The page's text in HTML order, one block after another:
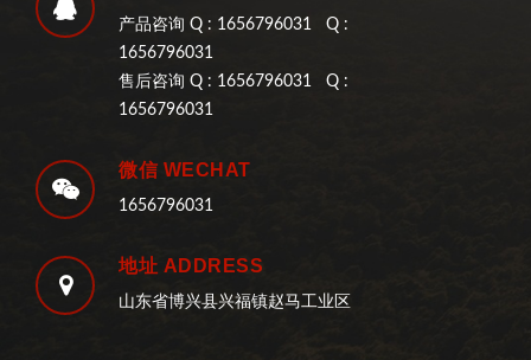
产品咨询 Q : 1656796031 Q :
1656796031
售后咨询 Q : 1656796031 Q :
1656796031
微信 WECHAT
1656796031
地址 ADDRESS
山东省博兴县兴福镇赵马工业区